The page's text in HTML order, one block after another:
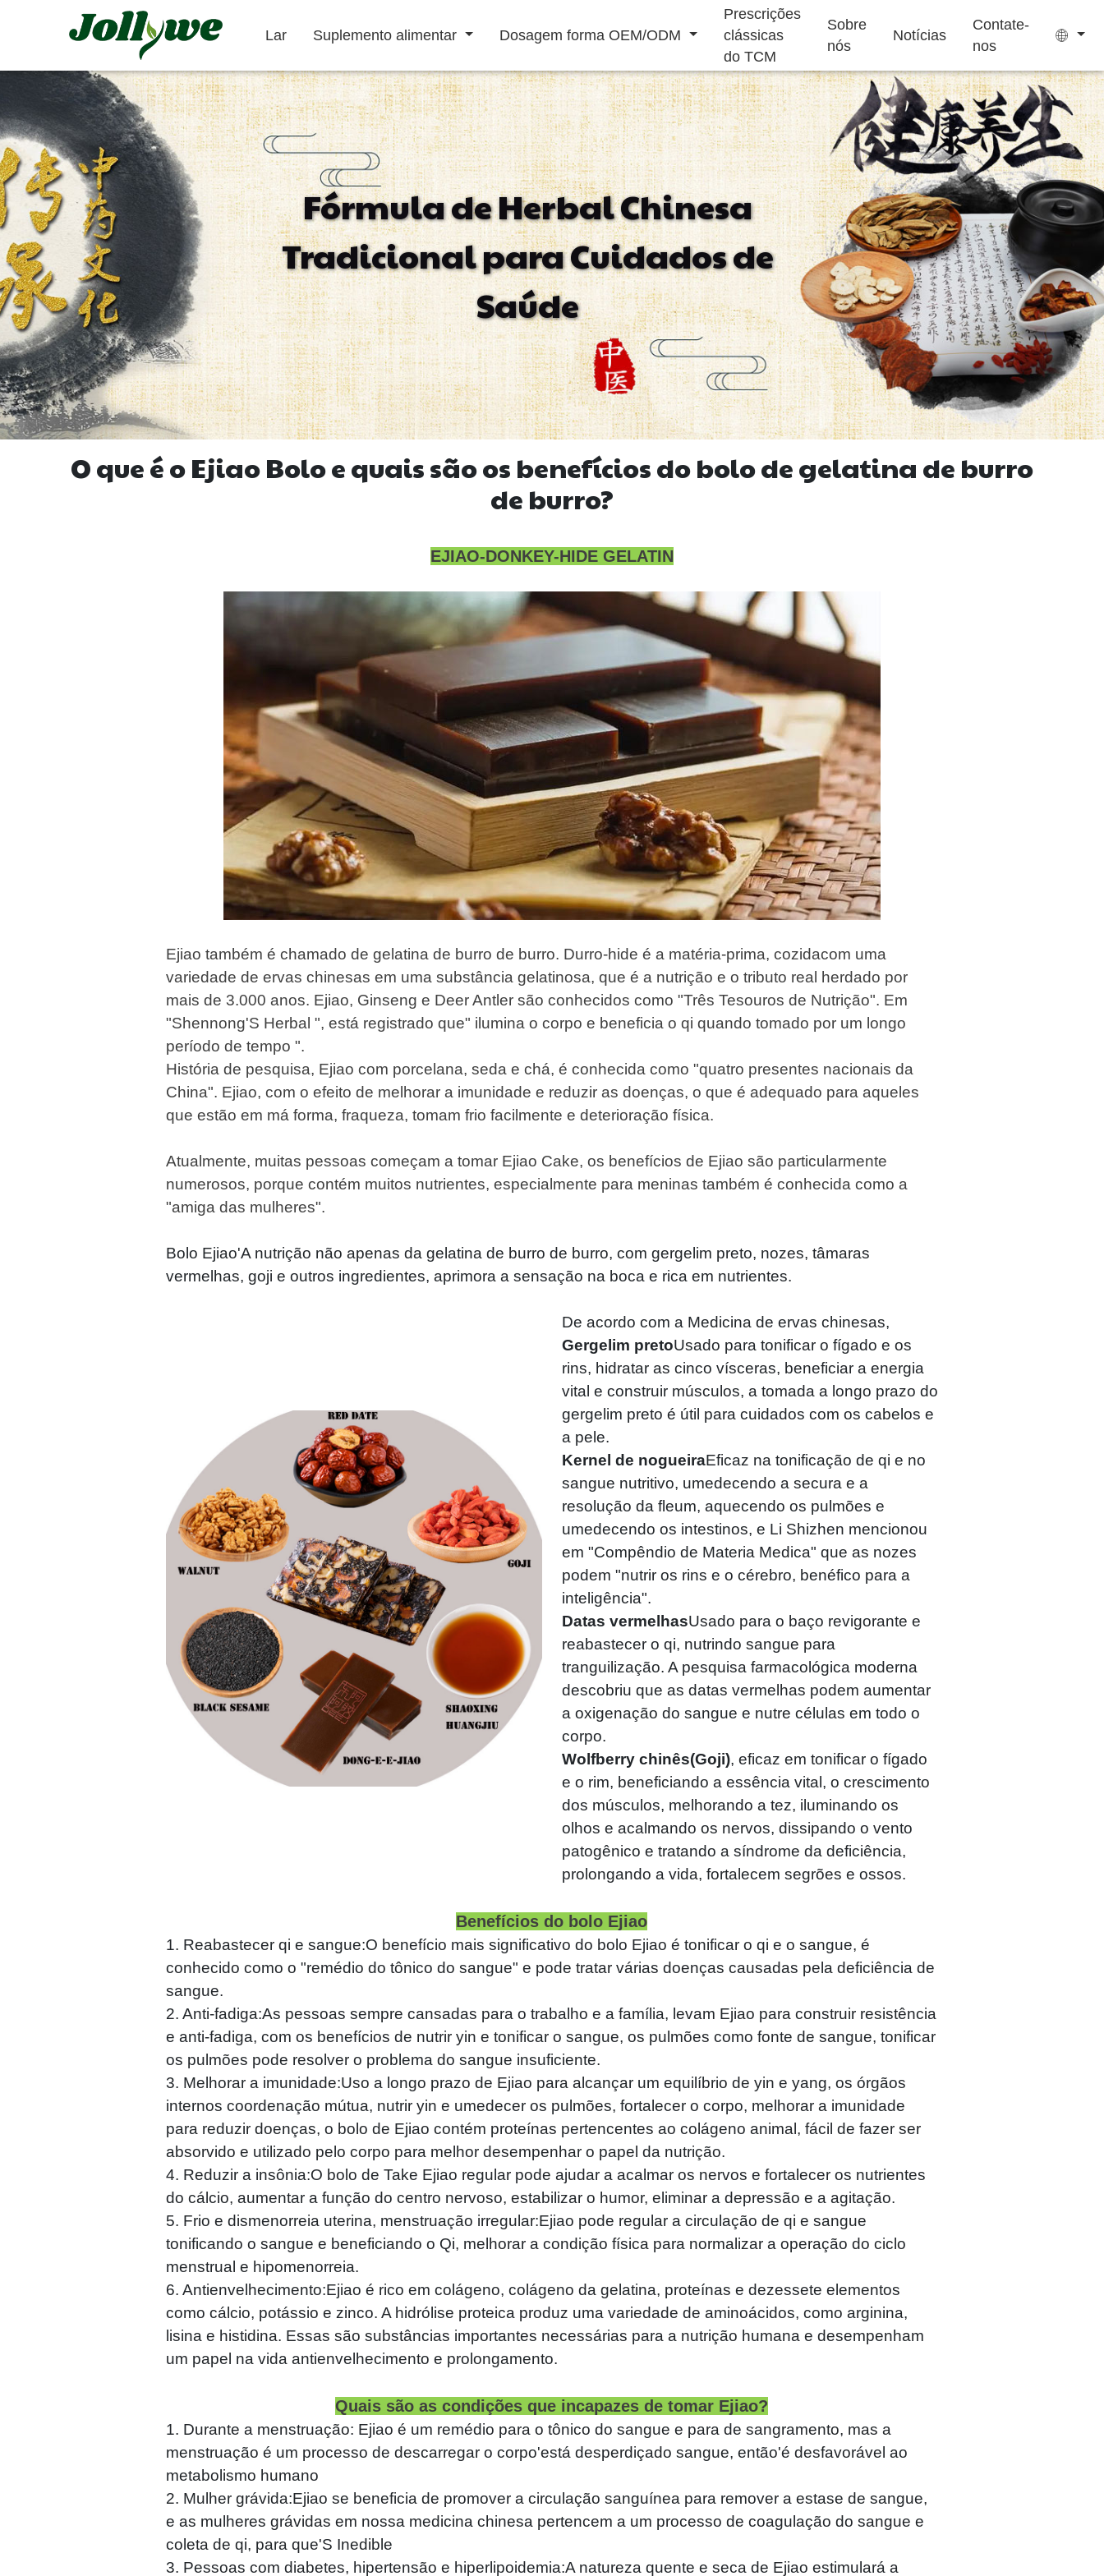
Lar Suplemento alimentar Dosagem forma OEM/ODM
Prescrições
clássicas
do TCM
Sobre
nós
Notícias
Contate-
nos
Obstipação
Tratamento
Suplementos
para Emagrecer
Suplemento
Beleza
Reforço Sistema
Imunológico
Revigorante
Masculino
Doenças
Cardiovasculares
Tratamento
Suplemento para
Dormir
Suplemento para
Crianças
Bolo Ejiao
Comprimidos/Pílulas Cápsulas Bebida em pó Bebida líquida Saquinhos de Chá
Bala de Goma Sem
Açúcar
Fórmula de Herbal Chinesa
Tradicional para Cuidados de
Saúde
O que é o Ejiao Bolo e quais são os benefícios do bolo de gelatina de burro
de burro?
EJIAO-DONKEY-HIDE GELATIN
Ejiao também é chamado de gelatina de burro de burro. Durro-hide é a matéria-prima, cozidacom uma
variedade de ervas chinesas em uma substância gelatinosa, que é a nutrição e o tributo real herdado por
mais de 3.000 anos. Ejiao, Ginseng e Deer Antler são conhecidos como "Três Tesouros de Nutrição". Em
"Shennong'S Herbal ", está registrado que" ilumina o corpo e beneficia o qi quando tomado por um longo
período de tempo ".
História de pesquisa, Ejiao com porcelana, seda e chá, é conhecida como "quatro presentes nacionais da
China". Ejiao, com o efeito de melhorar a imunidade e reduzir as doenças, o que é adequado para aqueles
que estão em má forma, fraqueza, tomam frio facilmente e deterioração física.
Atualmente, muitas pessoas começam a tomar Ejiao Cake, os benefícios de Ejiao são particularmente
numerosos, porque contém muitos nutrientes, especialmente para meninas também é conhecida como a
"amiga das mulheres".
Bolo Ejiao'A nutrição não apenas da gelatina de burro de burro, com gergelim preto, nozes, tâmaras
vermelhas, goji e outros ingredientes, aprimora a sensação na boca e rica em nutrientes.
De acordo com a Medicina de ervas chinesas,
Gergelim pretoUsado para tonificar o fígado e os
rins, hidratar as cinco vísceras, beneficiar a energia
vital e construir músculos, a tomada a longo prazo do
gergelim preto é útil para cuidados com os cabelos e
a pele.
Kernel de nogueiraEficaz na tonificação de qi e no
sangue nutritivo, umedecendo a secura e a
resolução da fleum, aquecendo os pulmões e
umedecendo os intestinos, e Li Shizhen mencionou
em "Compêndio de Materia Medica" que as nozes
podem "nutrir os rins e o cérebro, benéfico para a
inteligência".
Datas vermelhasUsado para o baço revigorante e
reabastecer o qi, nutrindo sangue para
tranguilização. A pesquisa farmacológica moderna
descobriu que as datas vermelhas podem aumentar
a oxigenação do sangue e nutre células em todo o
corpo.
Wolfberry chinês(Goji), eficaz em tonificar o fígado
e o rim, beneficiando a essência vital, o crescimento
dos músculos, melhorando a tez, iluminando os
olhos e acalmando os nervos, dissipando o vento
patogênico e tratando a síndrome da deficiência,
prolongando a vida, fortalecem segrões e ossos.
Benefícios do bolo Ejiao
1. Reabastecer qi e sangue:O benefício mais significativo do bolo Ejiao é tonificar o qi e o sangue, é
conhecido como o "remédio do tônico do sangue" e pode tratar várias doenças causadas pela deficiência de
sangue.
2. Anti-fadiga:As pessoas sempre cansadas para o trabalho e a família, levam Ejiao para construir resistência
e anti-fadiga, com os benefícios de nutrir yin e tonificar o sangue, os pulmões como fonte de sangue, tonificar
os pulmões pode resolver o problema do sangue insuficiente.
3. Melhorar a imunidade:Uso a longo prazo de Ejiao para alcançar um equilíbrio de yin e yang, os órgãos
internos coordenação mútua, nutrir yin e umedecer os pulmões, fortalecer o corpo, melhorar a imunidade
para reduzir doenças, o bolo de Ejiao contém proteínas pertencentes ao colágeno animal, fácil de fazer ser
absorvido e utilizado pelo corpo para melhor desempenhar o papel da nutrição.
4. Reduzir a insônia:O bolo de Take Ejiao regular pode ajudar a acalmar os nervos e fortalecer os nutrientes
do cálcio, aumentar a função do centro nervoso, estabilizar o humor, eliminar a depressão e a agitação.
5. Frio e dismenorreia uterina, menstruação irregular:Ejiao pode regular a circulação de qi e sangue
tonificando o sangue e beneficiando o Qi, melhorar a condição física para normalizar a operação do ciclo
menstrual e hipomenorreia.
6. Antienvelhecimento:Ejiao é rico em colágeno, colágeno da gelatina, proteínas e dezessete elementos
como cálcio, potássio e zinco. A hidrólise proteica produz uma variedade de aminoácidos, como arginina,
lisina e histidina. Essas são substâncias importantes necessárias para a nutrição humana e desempenham
um papel na vida antienvelhecimento e prolongamento.
Quais são as condições que incapazes de tomar Ejiao?
1. Durante a menstruação: Ejiao é um remédio para o tônico do sangue e para de sangramento, mas a
menstruação é um processo de descarregar o corpo'está desperdiçado sangue, então'é desfavorável ao
metabolismo humano
2. Mulher grávida:Ejiao se beneficia de promover a circulação sanguínea para remover a estase de sangue,
e as mulheres grávidas em nossa medicina chinesa pertencem a um processo de coagulação do sangue e
coleta de qi, para que'S Inedible
3. Pessoas com diabetes, hipertensão e hiperlipoidemia:A natureza quente e seca de Ejiao estimulará a